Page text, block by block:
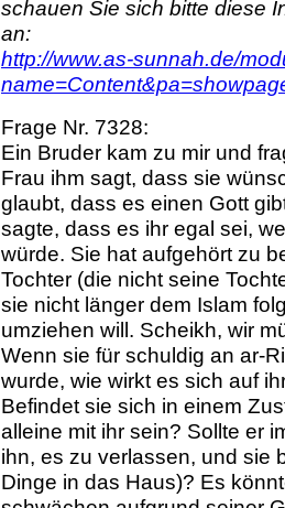
schauen Sie sich bitte diese
an:
http://www.as-sunnah.de/
Frage Nr. 7328:
Ein Bruder kam zu mir und
Frau ihm sagt, dass sie
glaubt, dass es einen Gott
sagte, dass es ihr egal sei,
würde. Sie hat aufgehört zu
Tochter (die nicht seine
sie nicht länger dem Islam
umziehen will. Scheikh, wir
Wenn sie für schuldig an ar-
wurde, wie wirkt es sich auf
Befindet sie sich in einem
alleine mit ihr sein? Sollte er
ihn, es zu verlassen, und sie
Dinge in das Haus)? Es